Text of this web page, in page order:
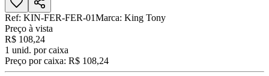
Ref: KIN-FER-FER-01Marca: King Tony
Preço à vista
R$ 108,24
1 unid. por caixa
Preço por caixa: R$ 108,24